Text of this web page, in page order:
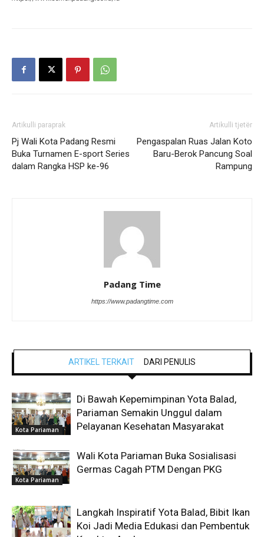
Artikulli paraprak
Pj Wali Kota Padang Resmi
Buka Turnamen E-sport Series
dalam Rangka HSP ke-96
Artikulli tjetër
Pengaspalan Ruas Jalan Koto
Baru-Berok Pancung Soal
Rampung
Padang Time
https://www.padangtime.com
ARTIKEL TERKAIT DARI PENULIS
Kota Pariaman
Di Bawah Kepemimpinan Yota Balad,
Pariaman Semakin Unggul dalam
Pelayanan Kesehatan Masyarakat
Kota Pariaman
Wali Kota Pariaman Buka Sosialisasi
Germas Cagah PTM Dengan PKG
Langkah Inspiratif Yota Balad, Bibit Ikan
Koi Jadi Media Edukasi dan Pembentuk